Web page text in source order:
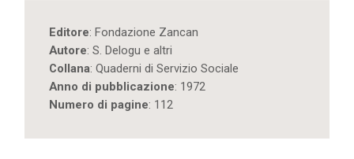
dell'unità
locale
servizi
quantity
Editore: Fondazione Zancan
Autore: S. Delogu e altri
Collana: Quaderni di Servizio Sociale
Anno di pubblicazione: 1972
Numero di pagine: 112